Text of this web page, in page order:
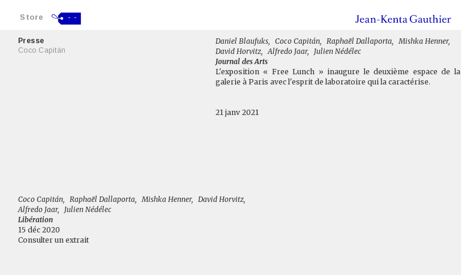
Store - -
Presse
Coco Capitán
Daniel Blaufuks, Coco Capitán, Raphaël Dallaporta, Mishka Henner,
David Horvitz, Alfredo Jaar,
Julien Nédélec
Journal des Arts
L'exposition « Free Lunch » inaugure le deuxième espace de la
galerie à Paris avec l'esprit de laboratoire qui la caractérise.
21 janv 2021
Coco Capitán, Raphaël Dallaporta, Mishka Henner, David Horvitz,
Alfredo Jaar,
Julien Nédélec
Libération
15 déc 2020
Consulter un extrait